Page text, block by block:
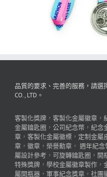
品質的要求、完善的服務，請選
CO., LTD。
客製化獎牌 ， 客製化金屬徽章 ，
金屬鑰匙圈 ， 公司紀念幣 ， 紀念
章 ， 客製化金屬徽標 ， 定制金屬
章 ， 徽章 ， 榮譽勳章 ， 週年紀念
屬設計參考 ， 可旋轉鑰匙圈 ， 開
特殊獎牌 ， 學校金屬徽章製作 ，
屬開瓶器 ， 軍事紀念獎章 ， 社團